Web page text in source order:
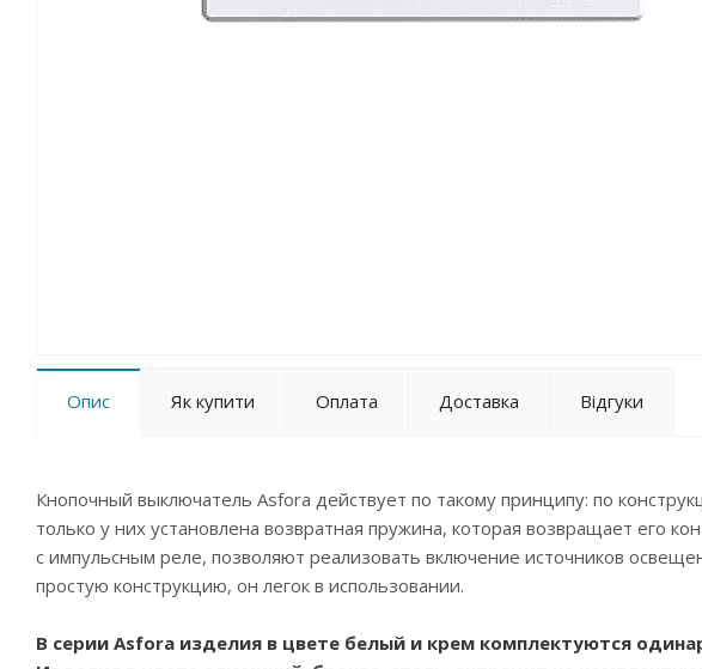
Опис Як купити Оплата Доставка Відгуки
Кнопочный выключатель Asfora действует по такому принципу: по
только у них установлена возвратная пружина, которая возвращает его
с импульсным реле, позволяют реализовать включение источников
простую конструкцию, он легок в использовании.
В серии Asfora изделия в цвете белый и крем комплектуются